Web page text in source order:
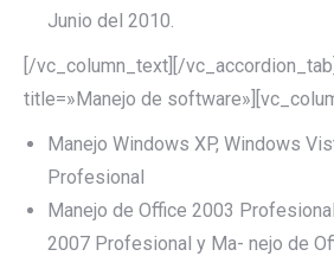
Junio del 2010.
[/vc_column_text][/
title=»Manejo de
Manejo Windows XP, Windows
Profesional
Manejo de Office 2003
2007 Profesional y Ma- nejo de